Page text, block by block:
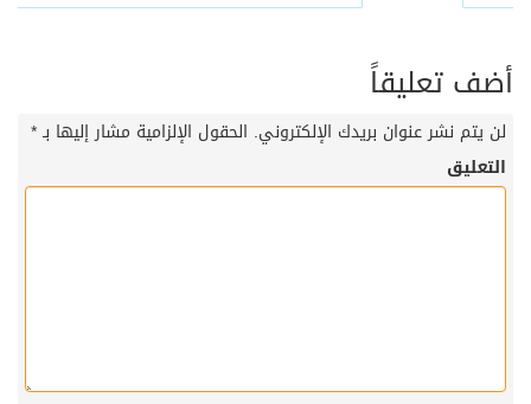
أضف تعليقاً
لن يتم نشر عنوان بريدك الإلكتروني. الحقول الإلزامية مشار إليها بـ*
التعليق